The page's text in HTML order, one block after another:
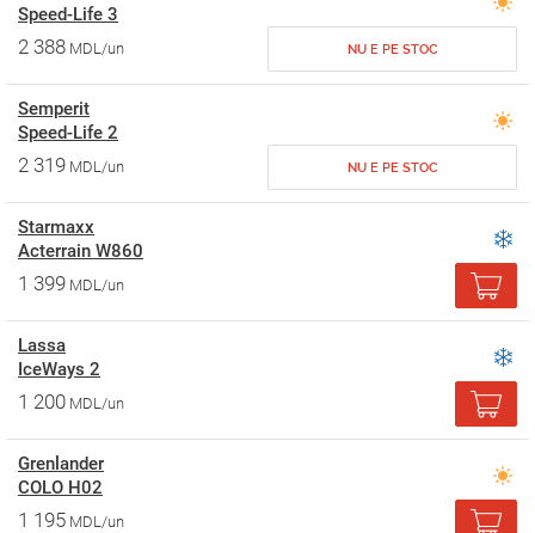
Speed-Life 3
2 388 MDL/un NU E PE STOC
Semperit
Speed-Life 2
2 319 MDL/un NU E PE STOC
Starmaxx
Acterrain W860
1 399 MDL/un
Lassa
IceWays 2
1 200 MDL/un
Grenlander
COLO H02
1 195 MDL/un